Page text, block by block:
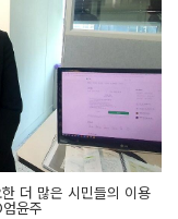
더 많은 시민들의 이용
윤주